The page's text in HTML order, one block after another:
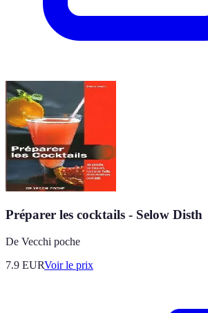
Préparer les cocktails - Selow Disth
De Vecchi poche
7.9 EURVoir le prix